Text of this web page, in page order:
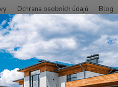
Ochrana osobních údajů Blog
Hledat
Na dřevo uvnitř Údržba a